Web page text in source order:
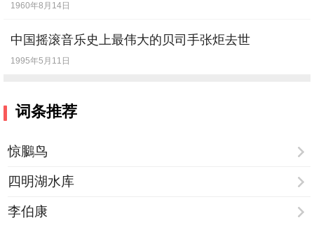
1960年8月14日
中国摇滚音乐史上最伟大的贝司手张炬去世
1995年5月11日
词条推荐
惊鵩鸟
四明湖水库
李伯康